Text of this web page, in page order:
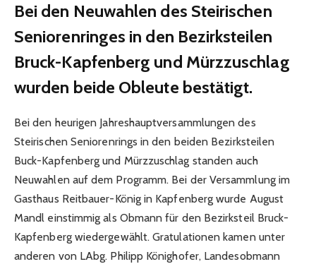
Bei den Neuwahlen des Steirischen
Seniorenringes in den Bezirksteilen
Bruck-Kapfenberg und Mürzzuschlag
wurden beide Obleute bestätigt.
Bei den heurigen Jahreshauptversammlungen des
Steirischen Seniorenrings in den beiden Bezirksteilen
Buck-Kapfenberg und Mürzzuschlag standen auch
Neuwahlen auf dem Programm. Bei der Versammlung im
Gasthaus Reitbauer-König in Kapfenberg wurde August
Mandl einstimmig als Obmann für den Bezirksteil Bruck-
Kapfenberg wiedergewählt. Gratulationen kamen unter
anderen von LAbg. Philipp Könighofer, Landesobmann